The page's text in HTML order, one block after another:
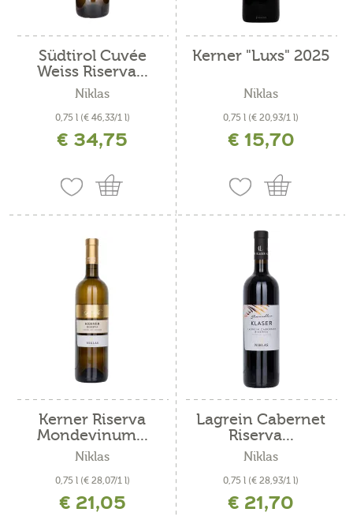
Südtirol Cuvée
Weiss Riserva...
Niklas
0,75 l (€ 46,33/1 l)
€ 34,75
Kerner "Luxs" 2025
Niklas
0,75 l (€ 20,93/1 l)
€ 15,70
Kerner Riserva
Mondevinum...
Niklas
0,75 l (€ 28,07/1 l)
inkl. MwSt. zzgl. Versandkosten
€ 21,05
Lagrein Cabernet
Riserva...
Niklas
0,75 l (€ 28,93/1 l)
inkl. MwSt. zzgl. Versandkosten
€ 21,70